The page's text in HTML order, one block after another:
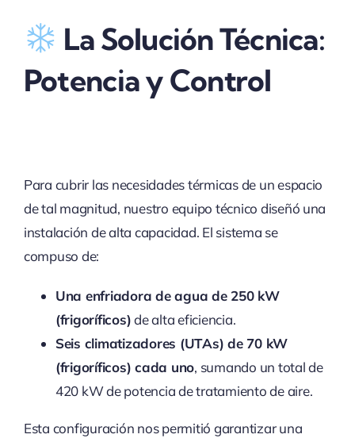
La Solución Técnica:
Potencia y Control
Para cubrir las necesidades térmicas de un espacio
de tal magnitud, nuestro equipo técnico diseñó una
instalación de alta capacidad. El sistema se
compuso de:
Una enfriadora de agua de 250 kW
(frigoríficos)de alta eficiencia.
Seis climatizadores (UTAs) de 70 kW
(frigoríficos) cada uno, sumando un total de
420 kW de potencia de tratamiento de aire.
Esta configuración nos permitió garantizar una